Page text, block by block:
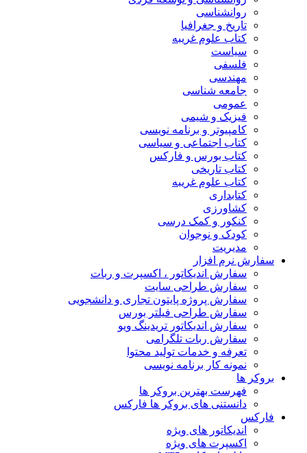
روانشناسی
تاریخ و جغرافیا
کتاب علوم غریبه
سیاست
فلسفی
مهندسی
جامعه شناسی
عمومی
فیزیک و شیمی
کامپیوتر و برنامه نویسی
کتاب اجتماعی و سیاسی
کتاب بورس و فارکس
کتاب تاریخی
کتاب علوم غریبه
کتابداری
کشاورزی
کنکور و کمک‌ درسی
کودک و نوجوان
مدیریت
سفارش نرم افزار
سفارش اندیکاتور ، اکسپرت و ربات
سفارش طراحی سایت
سفارش پروژه پایتون تجاری و دانشجویی
سفارش طراحی فیلتر بورس
سفارش اندیکاتور تریدینگ ویو
سفارش ربات تلگرامی
تعرفه و خدمات تولید محتوا
نمونه کار برنامه نویسی
بروکر ها
فهرست بهترین بروکر ها
دانستنی های بروکر ها فارکس
فارکس
اندیکاتور های ویژه
اکسپرت های ویژه